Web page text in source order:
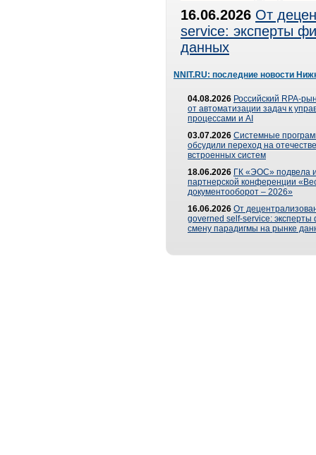
16.06.2026 От
service: эксперты
данных
NNIT.RU: последние новости
04.08.2026 Российский RPA-
от автоматизации задач к
процессами и AI
03.07.2026 Системные
обсудили переход на
встроенных систем
18.06.2026 ГК «ЭОС» подвела
партнерской конференции
документооборот – 2026»
16.06.2026 От
governed self-service: эксперты
смену парадигмы на рынке